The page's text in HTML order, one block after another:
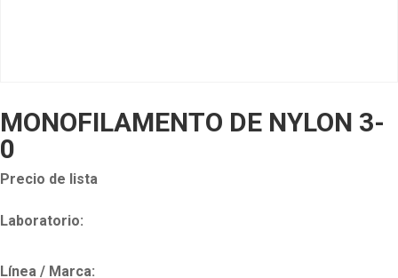
MONOFILAMENTO DE NYLON 3-
0
Precio de lista
Laboratorio:
Línea / Marca: